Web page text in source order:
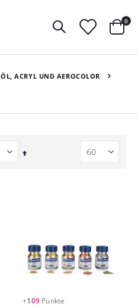
0
ÖL, ACRYL UND AEROCOLOR
In
+109 Punkte